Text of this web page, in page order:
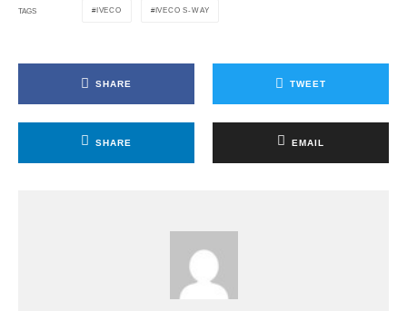
TAGS IVECO IVECO S-WAY
SHARE TWEET
SHARE EMAIL